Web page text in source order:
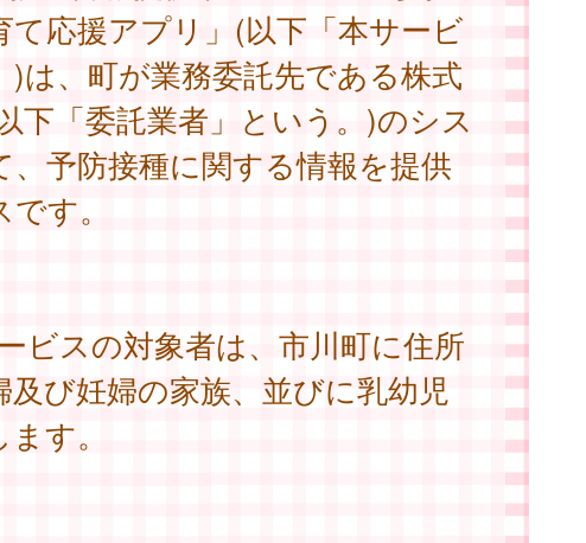
て応援アプリ」(以下「本サービ
)は、町が業務委託先である株式
下「委託業者」という。)のシス
、予防接種に関する情報を提供
す。
ビスの対象者は、市川町に住所
及び妊婦の家族、並びに乳幼児
す。